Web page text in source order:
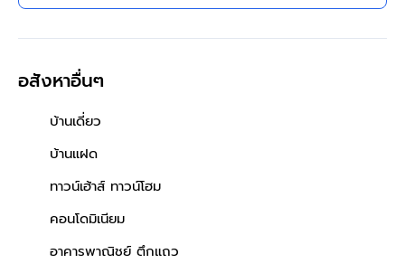
อสังหาอื่นๆ
บ้านเดี่ยว
บ้านแฝด
ทาวน์เฮ้าส์ ทาวน์โฮม
คอนโดมิเนียม
อาคารพาณิชย์ ตึกแถว